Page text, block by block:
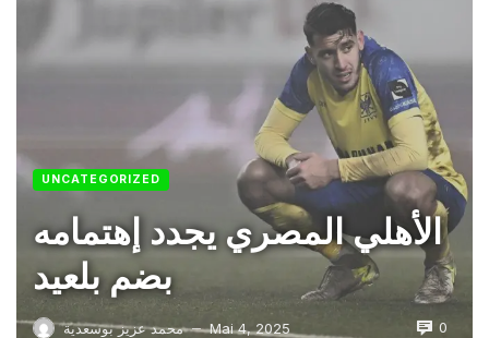
UNCATEGORIZED
الأهلي المصري يجدد إهتمامه
بضم بلعيد
محمد عزيز بوسعدية — Mai 4, 2025 0